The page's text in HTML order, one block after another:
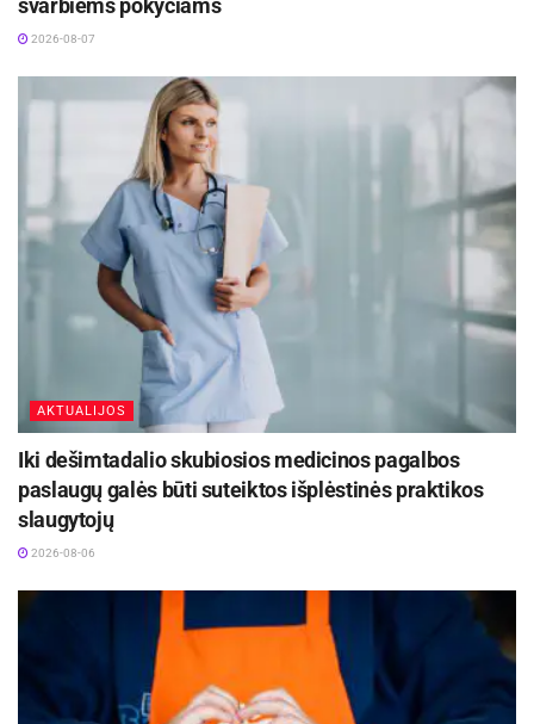
sensacingais pranešimais ir vadovautis tik
oficialiais institucijų šaltiniais.
Anykščių rajono savivaldybė
svarbiems pokyčiams
2026-08-07
AKTUALIJOS
Iki dešimtadalio skubiosios medicinos pagalbos
paslaugų galės būti suteiktos išplėstinės praktikos
slaugytojų
2026-08-06